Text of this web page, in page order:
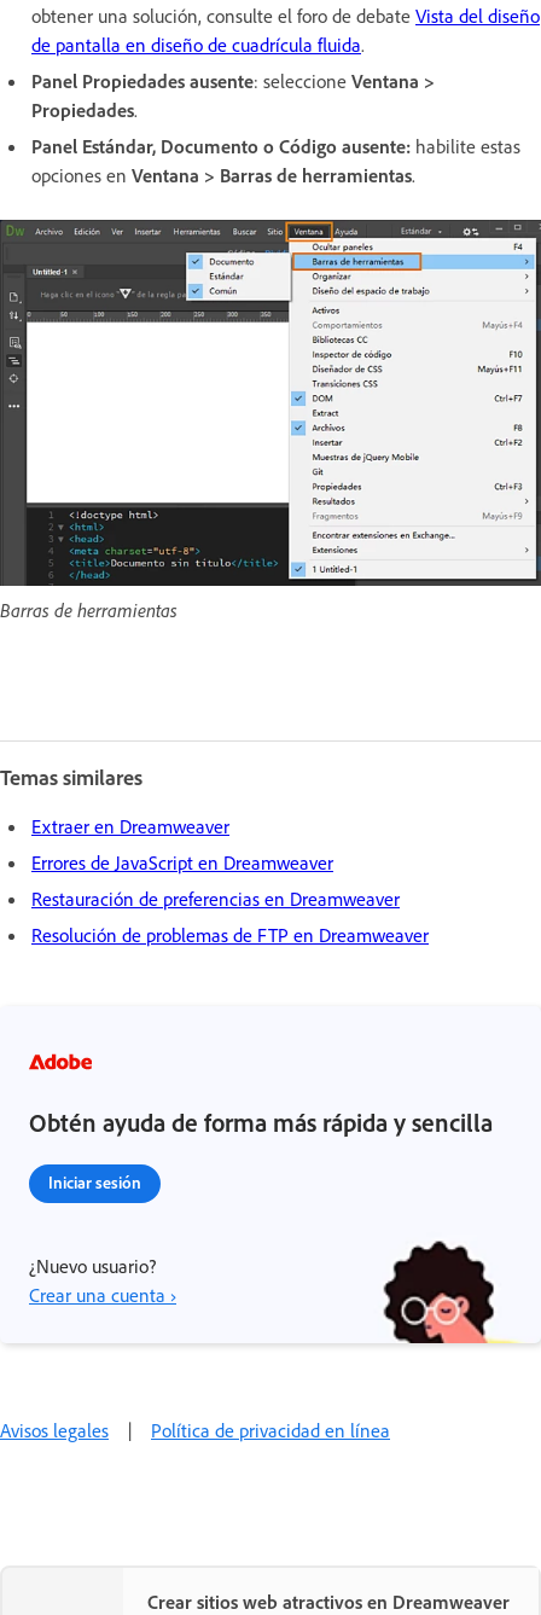
obtener una solución, consulte el foro de debate Vista del diseño
de pantalla en diseño de cuadrícula fluida.
Panel Propiedades ausente: seleccione Ventana >
Propiedades.
Panel Estándar, Documento o Código ausente: habilite estas
opciones en Ventana > Barras de herramientas.
Barras de herramientas
Temas similares
Extraer en Dreamweaver
Errores de JavaScript en Dreamweaver
Restauración de preferencias en Dreamweaver
Resolución de problemas de FTP en Dreamweaver
Obtén ayuda de forma más rápida y sencilla
Iniciar sesión
¿Nuevo usuario?
Crear una cuenta ›
Avisos legales | Política de privacidad en línea
Crear sitios web atractivos en Dreamweaver